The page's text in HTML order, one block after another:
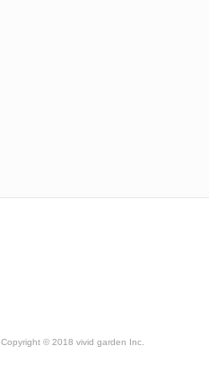
Copyright © 2018 vivid garden Inc.